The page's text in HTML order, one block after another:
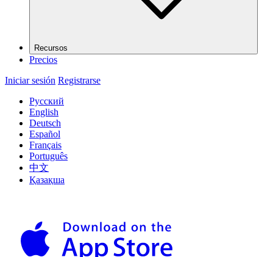
Recursos
Precios
Iniciar sesión Registrarse
Русский
English
Deutsch
Español
Français
Português
中文
Қазақша